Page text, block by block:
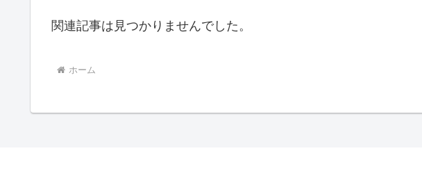
関連記事は見つかりませんでした。
ホーム